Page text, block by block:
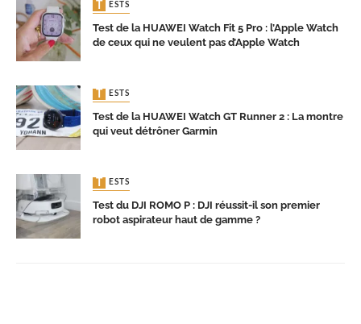
TESTS
Test de la HUAWEI Watch Fit 5 Pro : l’Apple Watch
de ceux qui ne veulent pas d’Apple Watch
TESTS
Test de la HUAWEI Watch GT Runner 2 : La montre
qui veut détrôner Garmin
TESTS
Test du DJI ROMO P : DJI réussit-il son premier
robot aspirateur haut de gamme ?